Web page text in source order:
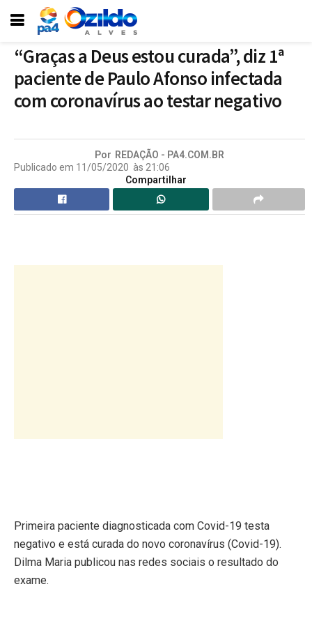
“Graças a Deus estou curada”, diz 1ª
paciente de Paulo Afonso infectada
com coronavírus ao testar negativo
Por REDAÇÃO - PA4.COM.BR
Publicado em 11/05/2020 às 21:06
Compartilhar
Primeira paciente diagnosticada com Covid-19 testa
negativo e está curada do novo coronavírus (Covid-19).
Dilma Maria publicou nas redes sociais o resultado do
exame.